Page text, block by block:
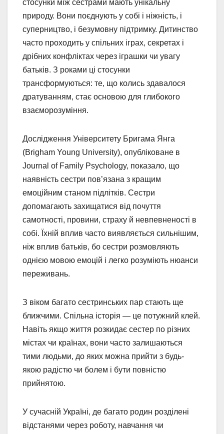
стосунки між сестрами мають унікальну
природу. Вони поєднують у собі і ніжність, і
суперництво, і безумовну підтримку. Дитинство
часто проходить у спільних іграх, секретах і
дрібних конфліктах через іграшки чи увагу
батьків. З роками ці стосунки
трансформуються: те, що колись здавалося
дратуванням, стає основою для глибокого
взаєморозуміння.
Дослідження Університету Бригама Янга
(Brigham Young University), опубліковане в
Journal of Family Psychology, показало, що
наявність сестри пов’язана з кращим
емоційним станом підлітків. Сестри
допомагають захищатися від почуття
самотності, провини, страху й невпевненості в
собі. Їхній вплив часто виявляється сильнішим,
ніж вплив батьків, бо сестри розмовляють
однією мовою емоцій і легко розуміють нюанси
переживань.
З віком багато сестринських пар стають ще
ближчими. Спільна історія — це потужний клей.
Навіть якщо життя розкидає сестер по різних
містах чи країнах, вони часто залишаються
тими людьми, до яких можна прийти з будь-
якою радістю чи болем і бути повністю
прийнятою.
У сучасній Україні, де багато родин розділені
відстанями через роботу, навчання чи